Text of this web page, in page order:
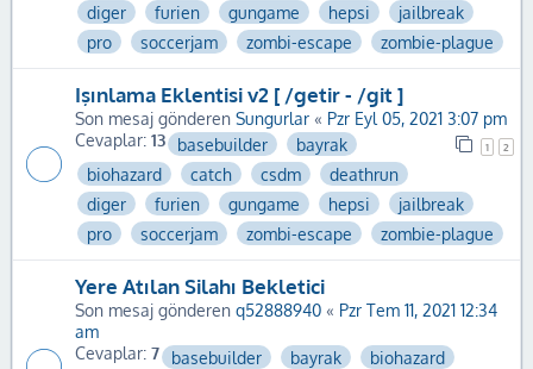
diger
furien gungame hepsi
jailbreak
pro
soccerjam zombi-escape zombie-plague
Işınlama Eklentisi v2 [ /getir - /git ]
Son mesaj gönderen Sungurlar « Pzr Eyl 05, 2021 3:07 pm
Cevaplar: 13 1 2
basebuilder
bayrak
biohazard
catch csdm
deathrun
diger
furien gungame hepsi
jailbreak
pro
soccerjam zombi-escape zombie-plague
Yere Atılan Silahı Bekletici
Son mesaj gönderen q52888940 « Pzr Tem 11, 2021 12:34
am
Cevaplar: 7 basebuilder bayrak
biohazard